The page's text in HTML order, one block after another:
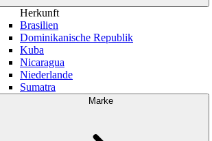
Herkunft
Brasilien
Dominikanische Republik
Kuba
Nicaragua
Niederlande
Sumatra
Marke